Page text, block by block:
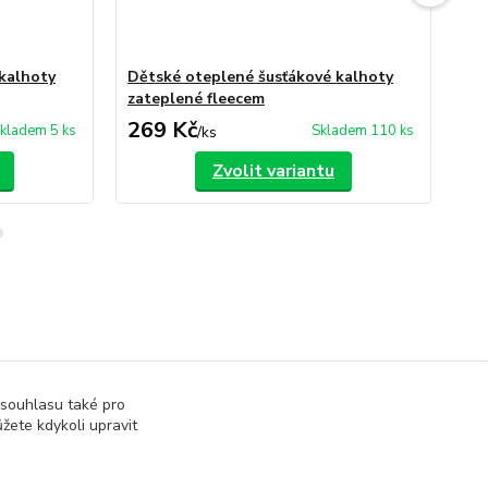
5 ks
Dětské oteplené šusťákové kalhoty
zateplené fleecem
269 Kč/ks Skladem 110 ks
Zvolit variantu
také pro
kdykoli upravit